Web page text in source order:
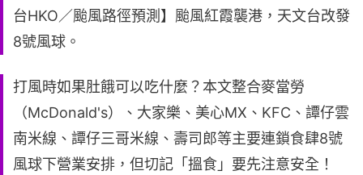
台HKO／颱風路徑預測】颱風紅霞襲港，天文台改發
8號風球。
打風時如果肚餓可以吃什麼？本文整合麥當勞
（McDonald's）、大家樂、美心MX、KFC、譚仔雲
南米線、譚仔三哥米線、壽司郎等主要連鎖食肆8號
風球下營業安排，但切記「搵食」要先注意安全！